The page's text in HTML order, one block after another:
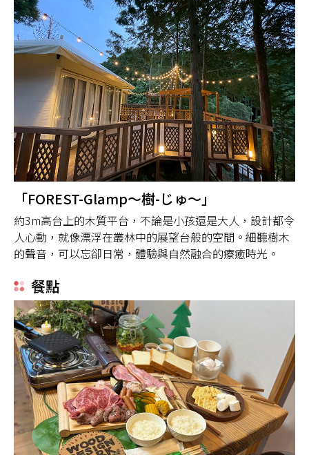
「FOREST-Glamp～樹-じゅ～」
約3m高台上的木質平台，不論是小孩還是大人，設計都令
人心動，就像漂浮在叢林中的展望台般的空間。細聽樹木
的聲音，可以忘卻日常，體驗與自然融合的療癒時光。
餐點